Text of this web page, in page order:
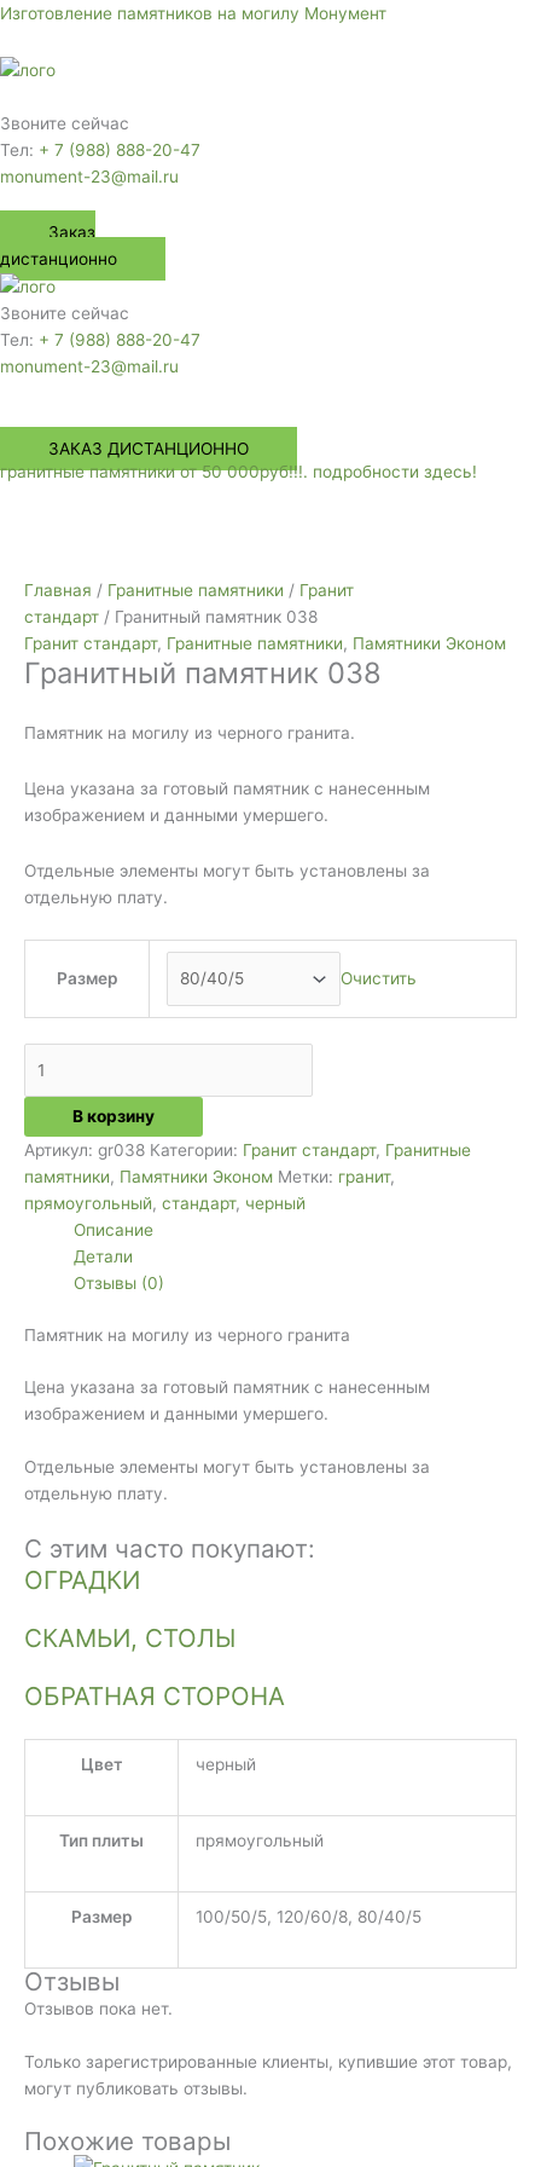
Перейти
содержимому
Изготовление памятников на могилу Монумент
Звоните сейчас
Тел: + 7 (988) 888-20-47
monument-23@mail.ru
Заказ
дистанционно
Звоните сейчас
Тел: + 7 (988) 888-20-47
monument-23@mail.ru
Меню
ЗАКАЗ ДИСТАНЦИОННО
гранитные памятники от 50 000руб!!!. подробности здесь!
Главная / Гранитные памятники / Гранит
стандарт / Гранитный памятник 038
Гранит стандарт, Гранитные памятники, Памятники Эконом
Гранитный памятник 038
Памятник на могилу из черного гранита.
Цена указана за готовый памятник с нанесенным
изображением и данными умершего.
Отдельные элементы могут быть установлены за
отдельную плату.
Размер Очистить
Гранитный
памятник
038
В корзину
Артикул: gr038 Категории: Гранит стандарт, Гранитные
памятники, Памятники Эконом Метки: гранит,
прямоугольный, стандарт, черный
Описание
Детали
Отзывы (0)
Памятник на могилу из черного гранита
Цена указана за готовый памятник с нанесенным
изображением и данными умершего.
Отдельные элементы могут быть установлены за
отдельную плату.
С этим часто покупают:
ОГРАДКИ
СКАМЬИ, СТОЛЫ
ОБРАТНАЯ СТОРОНА
Цвет черный
Тип плиты прямоугольный
Размер 100/50/5, 120/60/8, 80/40/5
Отзывы
Отзывов пока нет.
Только зарегистрированные клиенты, купившие этот товар,
могут публиковать отзывы.
Похожие товары